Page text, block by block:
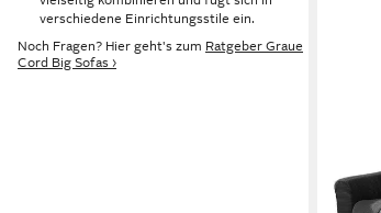
verschiedene Einrichtungsstile ein.
Noch Fragen? Hier geht's zum Ratgeber Graue
Cord Big Sofas ›